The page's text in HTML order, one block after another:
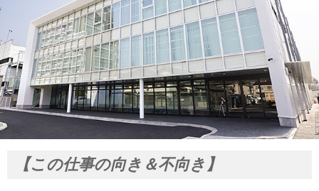
【この仕事の向き＆不向き】